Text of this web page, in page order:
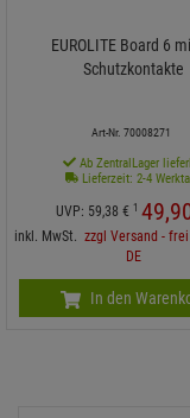
EUROLITE Board 6
Schutzkontakte
Art-Nr. 70008271
Ab ZentralLager
Lieferzeit: 2-4
UVP: 59,38 € 1 49,
inkl. MwSt. zzgl Versand -
DE
In den